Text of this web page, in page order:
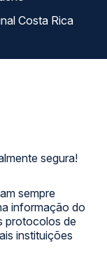
segura!
sempre
informação do
protocolos de
instituições
La terminal Costa Rica